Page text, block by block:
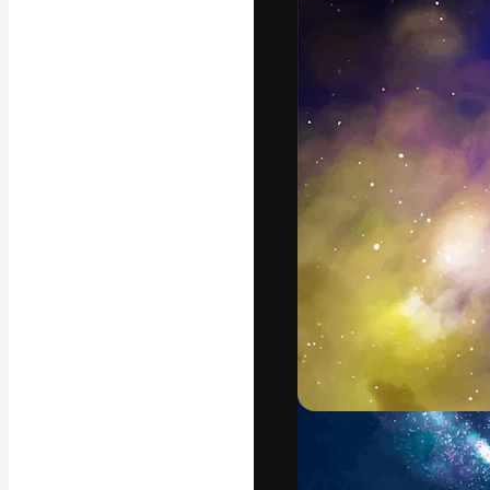
Platforma
najlepszych
Copyright ©